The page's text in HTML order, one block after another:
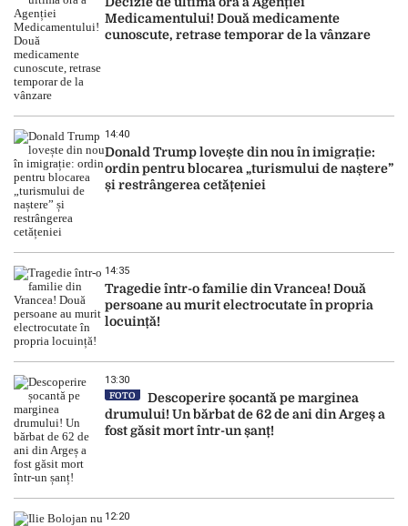
Medicamentului! Două medicamente
cunoscute, retrase temporar de la vânzare
14:40
Donald Trump lovește din nou în imigrație:
ordin pentru blocarea „turismului de naștere”
și restrângerea cetățeniei
14:35
Tragedie într-o familie din Vrancea! Două
persoane au murit electrocutate în propria
locuință!
13:30
FOTO
Descoperire șocantă pe marginea
drumului! Un bărbat de 62 de ani din Argeș a
fost găsit mort într-un șanț!
12:20